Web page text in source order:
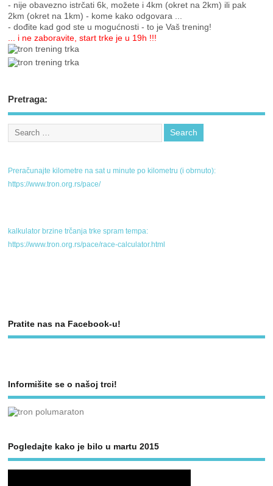
- nije obavezno istrčati 6k, možete i 4km (okret na 2km) ili pak
2km (okret na 1km) - kome kako odgovara ...
- dođite kad god ste u mogućnosti - to je Vaš trening!
... i ne zaboravite, start trke je u 19h !!!
Pretraga:
Preračunajte kilometre na sat u minute po kilometru (i obrnuto):
https://www.tron.org.rs/pace/
kalkulator brzine trčanja trke spram tempa:
https://www.tron.org.rs/pace/race-calculator.html
Pratite nas na Facebook-u!
Informišite se o našoj trci!
Pogledajte kako je bilo u martu 2015